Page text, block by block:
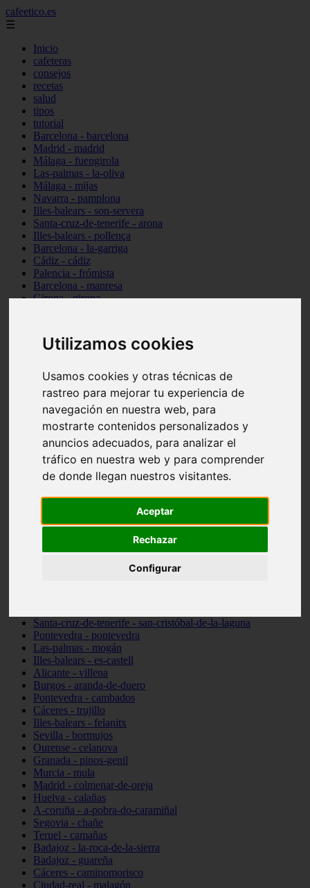
Utilizamos cookies
Usamos cookies y otras técnicas de
rastreo para mejorar tu experiencia de
navegación en nuestra web, para
mostrarte contenidos personalizados y
anuncios adecuados, para analizar el
tráfico en nuestra web y para comprender
de donde llegan nuestros visitantes.
Aceptar
Rechazar
Configurar
cafeetico.es
☰
Inicio
cafeteras
consejos
recetas
salud
tipos
tutorial
Barcelona - barcelona
Madrid - madrid
Málaga - fuengirola
Las-palmas - la-oliva
Málaga - mijas
Navarra - pamplona
Illes-balears - son-servera
Santa-cruz-de-tenerife - arona
Illes-balears - pollença
Barcelona - la-garriga
Cádiz - cádiz
Palencia - frómista
Barcelona - manresa
Girona - girona
Valencia - valencia
Málaga - nerja
A-coruña - santiago-de-compostela
Tarragona - tarragona
Asturias - gijón
Girona - figueres
Madrid - leganés
Almería - roquetas-de-mar
Girona - tossa-de-mar
Barcelona - sant-cugat-del-vallès
Alicante - l39alfàs-del-pi
Barcelona - vilanova-i-la-geltrú
Illes-balears - alcúdia
Illes-balears - sant-antoni-de-portmany
Santa-cruz-de-tenerife - san-cristóbal-de-la-laguna
Pontevedra - pontevedra
Las-palmas - mogán
Illes-balears - es-castell
Alicante - villena
Burgos - aranda-de-duero
Pontevedra - cambados
Cáceres - trujillo
Illes-balears - felanitx
Sevilla - bormujos
Ourense - celanova
Granada - pinos-genil
Murcia - mula
Madrid - colmenar-de-oreja
Huelva - calañas
A-coruña - a-pobra-do-caramiñal
Segovia - chañe
Teruel - camañas
Badajoz - la-roca-de-la-sierra
Badajoz - guareña
Cáceres - caminomorisco
Ciudad-real - malagón